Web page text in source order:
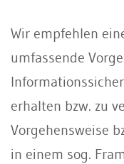
Wir empfehlen
umfassende
erhalten bzw. zu
Vorgehensweise
in einem sog.